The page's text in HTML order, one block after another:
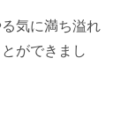
気に満ち溢れ
ができまし